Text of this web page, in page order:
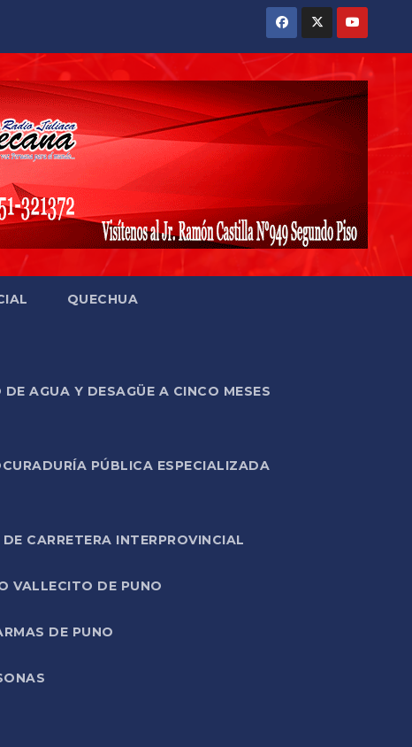
QUECHUA
AGUA Y DESAGÜE A CINCO MESES
PÚBLICA ESPECIALIZADA
CARRETERA INTERPROVINCIAL
VALLECITO DE PUNO
DE PUNO